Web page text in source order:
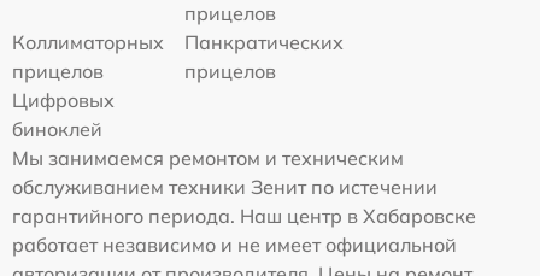
прицелов
Коллиматорных
прицелов
Панкратических
прицелов
Цифровых
биноклей
Мы занимаемся ремонтом и техническим
обслуживанием техники Зенит по истечении
гарантийного периода. Наш центр в Хабаровске
работает независимо и не имеет официальной